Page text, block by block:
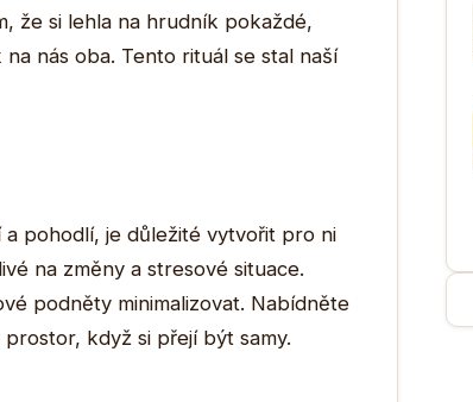
že si lehla na hrudník pokaždé,
nás oba. Tento rituál se stal naší
pohodlí, je důležité vytvořit pro ni
na změny a stresové situace.
podněty minimalizovat. Nabídněte
když si přejí být samy.